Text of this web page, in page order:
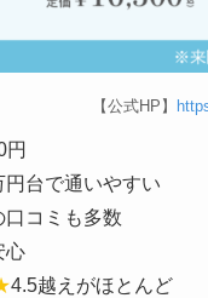
【公式HP】
円
円台で通いやすい
コミも多数
心
4.5越えがほとんど